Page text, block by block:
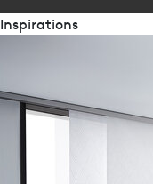
Inspirations
brošure
Flächenvorhang-